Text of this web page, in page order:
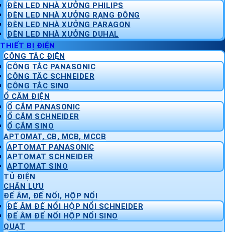
ĐÈN LED NHÀ XƯỞNG PHILIPS
ĐÈN LED NHÀ XƯỞNG RẠNG ĐÔNG
ĐÈN LED NHÀ XƯỞNG PARAGON
ĐÈN LED NHÀ XƯỞNG DUHAL
THIẾT BỊ ĐIỆN
CÔNG TẮC ĐIỆN
CÔNG TẮC PANASONIC
CÔNG TẮC SCHNEIDER
CÔNG TẮC SINO
Ổ CẮM ĐIỆN
Ổ CẮM PANASONIC
Ổ CẮM SCHNEIDER
Ổ CẮM SINO
APTOMAT, CB, MCB, MCCB
APTOMAT PANASONIC
APTOMAT SCHNEIDER
APTOMAT SINO
TỦ ĐIỆN
CHẤN LƯU
ĐẾ ÂM, ĐẾ NỔI, HỘP NỔI
ĐẾ ÂM ĐẾ NỔI HỘP NỔI SCHNEIDER
ĐẾ ÂM ĐẾ NỔI HỘP NỔI SINO
QUẠT